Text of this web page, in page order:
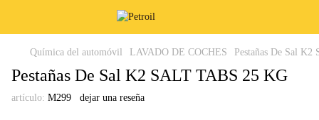
Química del automóvil LAVADO DE COCHES Pestañas De Sal
Pestañas De Sal K2 SALT TABS 25 KG
artículo: M299 dejar una reseña